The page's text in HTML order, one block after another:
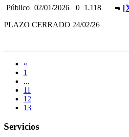
Público 02/01/2026 0 1.118 ||
PLAZO CERRADO 24/02/26
«
1
...
11
12
13
Servicios